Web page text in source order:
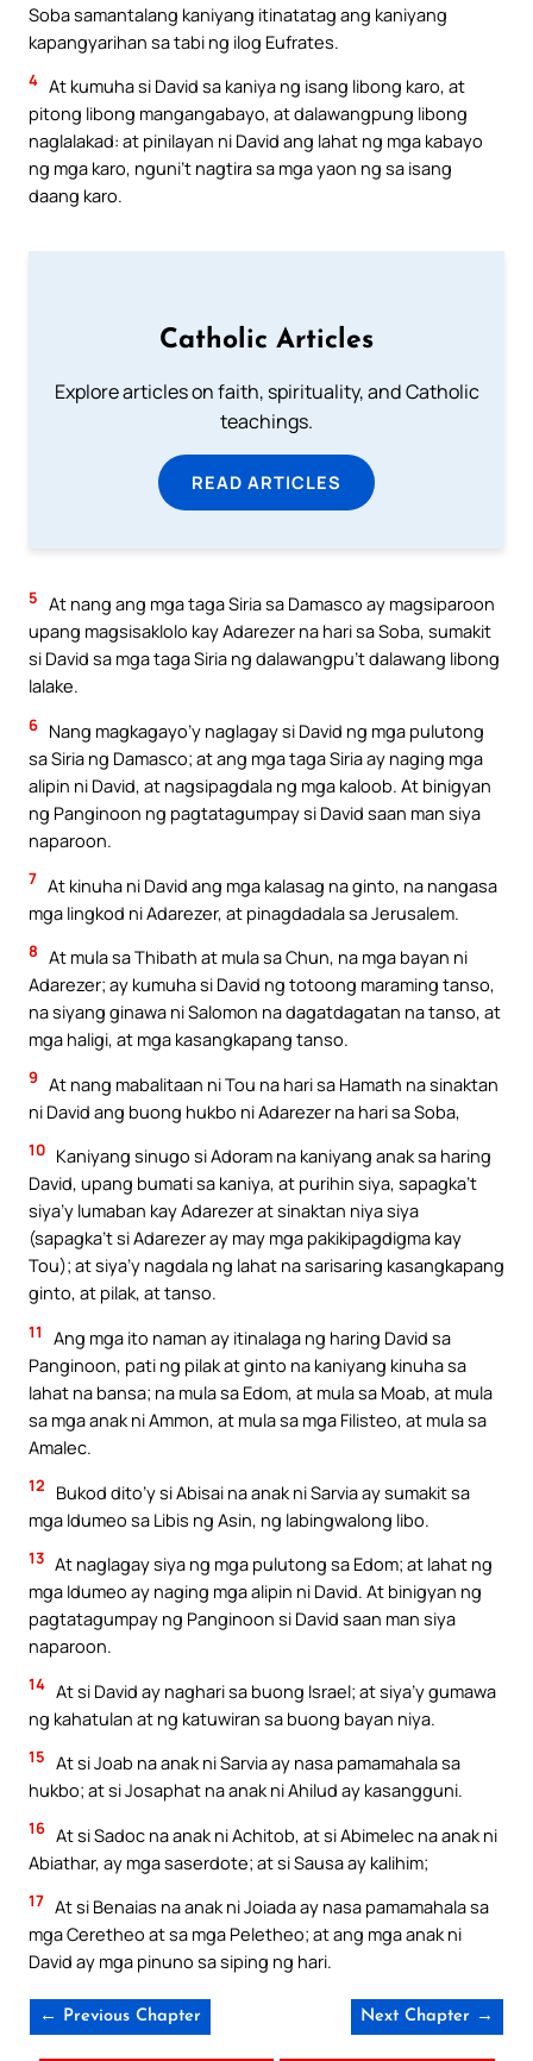
Soba samantalang kaniyang itinatatag ang kaniyang
kapangyarihan sa tabi ng ilog Eufrates.
4 At kumuha si David sa kaniya ng isang libong karo, at
pitong libong mangangabayo, at dalawangpung libong
naglalakad: at pinilayan ni David ang lahat ng mga kabayo
ng mga karo, nguni’t nagtira sa mga yaon ng sa isang
daang karo.
Catholic Articles
Explore articles on faith, spirituality, and Catholic
teachings.
READ ARTICLES
5 At nang ang mga taga Siria sa Damasco ay magsiparoon
upang magsisaklolo kay Adarezer na hari sa Soba, sumakit
si David sa mga taga Siria ng dalawangpu’t dalawang libong
lalake.
6 Nang magkagayo’y naglagay si David ng mga pulutong
sa Siria ng Damasco; at ang mga taga Siria ay naging mga
alipin ni David, at nagsipagdala ng mga kaloob. At binigyan
ng Panginoon ng pagtatagumpay si David saan man siya
naparoon.
7 At kinuha ni David ang mga kalasag na ginto, na nangasa
mga lingkod ni Adarezer, at pinagdadala sa Jerusalem.
8 At mula sa Thibath at mula sa Chun, na mga bayan ni
Adarezer; ay kumuha si David ng totoong maraming tanso,
na siyang ginawa ni Salomon na dagatdagatan na tanso, at
mga haligi, at mga kasangkapang tanso.
9 At nang mabalitaan ni Tou na hari sa Hamath na sinaktan
ni David ang buong hukbo ni Adarezer na hari sa Soba,
10 Kaniyang sinugo si Adoram na kaniyang anak sa haring
David, upang bumati sa kaniya, at purihin siya, sapagka’t
siya’y lumaban kay Adarezer at sinaktan niya siya
(sapagka’t si Adarezer ay may mga pakikipagdigma kay
Tou); at siya’y nagdala ng lahat na sarisaring kasangkapang
ginto, at pilak, at tanso.
11
Ang mga ito naman ay itinalaga ng haring David sa
Panginoon, pati ng pilak at ginto na kaniyang kinuha sa
lahat na bansa; na mula sa Edom, at mula sa Moab, at mula
sa mga anak ni Ammon, at mula sa mga Filisteo, at mula sa
Amalec.
12
Bukod dito’y si Abisai na anak ni Sarvia ay sumakit sa
mga Idumeo sa Libis ng Asin, ng labingwalong libo.
13 At naglagay siya ng mga pulutong sa Edom; at lahat ng
mga Idumeo ay naging mga alipin ni David. At binigyan ng
pagtatagumpay ng Panginoon si David saan man siya
naparoon.
14 At si David ay naghari sa buong Israel; at siya’y gumawa
ng kahatulan at ng katuwiran sa buong bayan niya.
15 At si Joab na anak ni Sarvia ay nasa pamamahala sa
hukbo; at si Josaphat na anak ni Ahilud ay kasangguni.
16 At si Sadoc na anak ni Achitob, at si Abimelec na anak ni
Abiathar, ay mga saserdote; at si Sausa ay kalihim;
17 At si Benaias na anak ni Joiada ay nasa pamamahala sa
mga Ceretheo at sa mga Peletheo; at ang mga anak ni
David ay mga pinuno sa siping ng hari.
← Previous Chapter Next Chapter →